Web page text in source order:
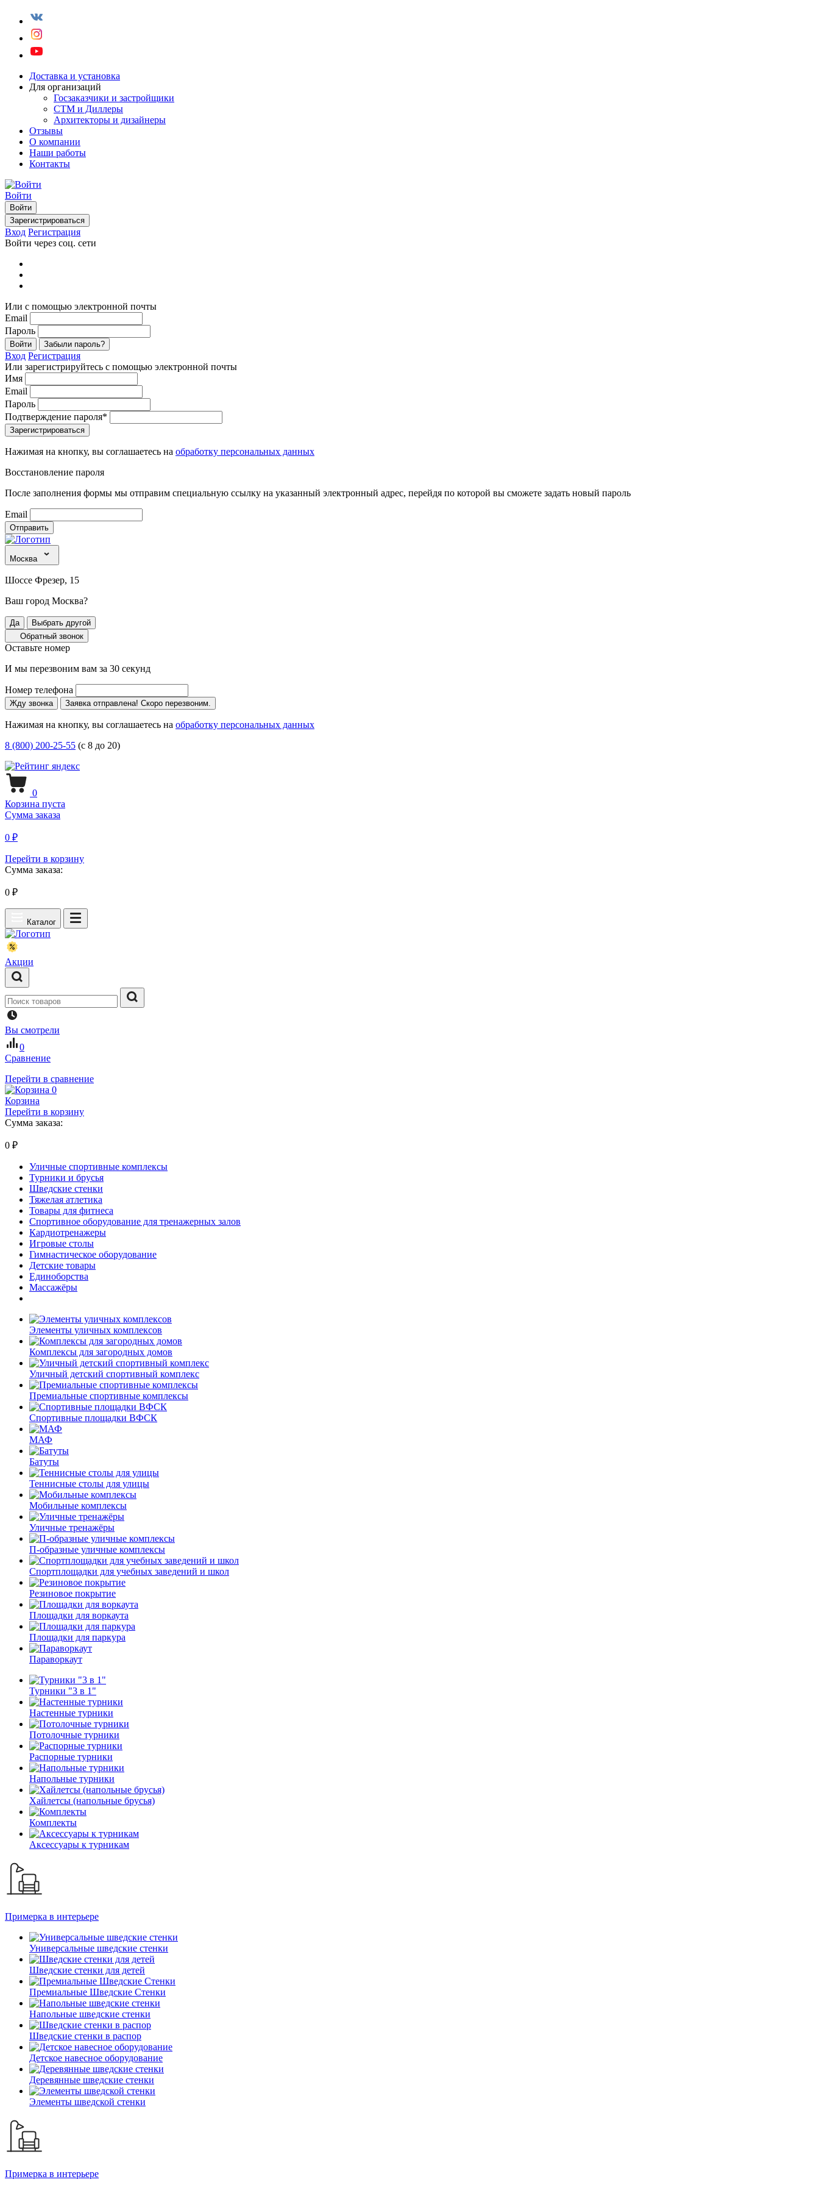
Доставка и установка
Для организаций
Госзаказчики и застройщики
СТМ и Диллеры
Архитекторы и дизайнеры
Отзывы
О компании
Наши работы
Контакты
Войти
Войти
Зарегистрироваться
Вход Регистрация
Войти через соц. сети
Или с помощью электронной почты
Email
Пароль
Войти Забыли пароль?
Вход Регистрация
Или зарегистрируйтесь с помощью электронной почты
Имя
Email
Пароль
Подтверждение пароля*
Зарегистрироваться
Нажимая на кнопку, вы соглашаетесь на обработку персональных данных
Восстановление пароля
После заполнения формы мы отправим специальную ссылку на указанный электронный адрес, перейдя по которой вы сможете задать новый пароль
Email
Отправить
Москва
Шоссе Фрезер, 15
Ваш город Москва?
Да
Выбрать другой
Обратный звонок
Оставьте номер
И мы перезвоним вам за 30 секунд
Номер телефона
Жду звонка Заявка отправлена! Скоро перезвоним.
Нажимая на кнопку, вы соглашаетесь на обработку персональных данных
8 (800) 200-25-55 (с 8 до 20)
0
Корзина пуста
Сумма заказа
0 ₽
Перейти в корзину
Сумма заказа:
0 ₽
Каталог
Акции
Вы смотрели
0
Сравнение
Перейти в сравнение
0
Корзина
Перейти в корзину
Сумма заказа:
0 ₽
Уличные спортивные комплексы
Турники и брусья
Шведские стенки
Тяжелая атлетика
Товары для фитнеса
Спортивное оборудование для тренажерных залов
Кардиотренажеры
Игровые столы
Гимнастическое оборудование
Детские товары
Единоборства
Массажёры
Элементы уличных комплексов
Комплексы для загородных домов
Уличный детский спортивный комплекс
Премиальные спортивные комплексы
Спортивные площадки ВФСК
МАФ
Батуты
Теннисные столы для улицы
Мобильные комплексы
Уличные тренажёры
П-образные уличные комплексы
Спортплощадки для учебных заведений и школ
Резиновое покрытие
Площадки для воркаута
Площадки для паркура
Параворкаут
Турники "3 в 1"
Настенные турники
Потолочные турники
Распорные турники
Напольные турники
Хайлетсы (напольные брусья)
Комплекты
Аксессуары к турникам
Примерка в интерьере
Универсальные шведские стенки
Шведские стенки для детей
Премиальные Шведские Стенки
Напольные шведские стенки
Шведские стенки в распор
Детское навесное оборудование
Деревянные шведские стенки
Элементы шведской стенки
Примерка в интерьере